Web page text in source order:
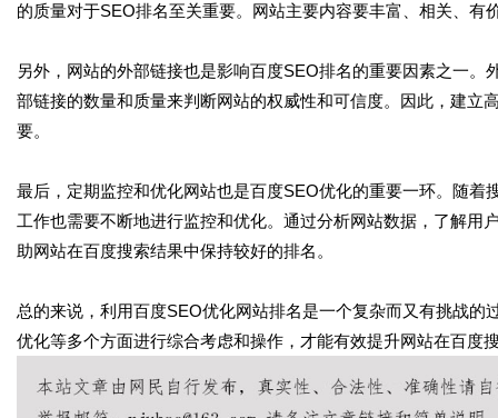
的质量对于SEO排名至关重要。网站主要内容要丰富、相关、有
另外，网站的外部链接也是影响百度SEO排名的重要因素之一
部链接的数量和质量来判断网站的权威性和可信度。因此，建立
要。
最后，定期监控和优化网站也是百度SEO优化的重要一环。随
工作也需要不断地进行监控和优化。通过分析网站数据，了解
助网站在百度搜索结果中保持较好的排名。
总的来说，利用百度SEO优化网站排名是一个复杂而又有挑战
优化等多个方面进行综合考虑和操作，才能有效提升网站在百度